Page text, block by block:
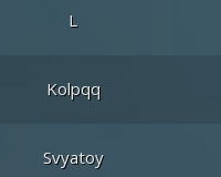
L
Kolpqq
Svyatoy